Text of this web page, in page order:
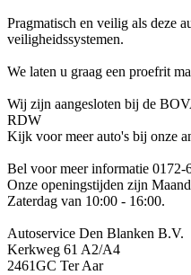
Pragmatisch en veilig als deze
veiligheidssystemen.
We laten u graag een proefrit
Wij zijn aangesloten bij de
RDW
Kijk voor meer auto's bij onze
Bel voor meer informatie 0172-
Onze openingstijden zijn
Zaterdag van 10:00 - 16:00.
Autoservice Den Blanken B.V.
Kerkweg 61 A2/A4
2461GC Ter Aar